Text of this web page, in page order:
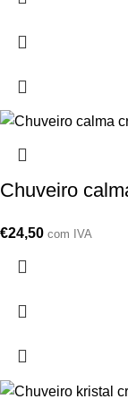
Chuveiro
€24,50 com IVA